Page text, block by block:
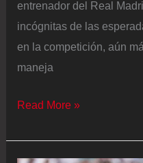
entrenador del Real
incógnitas de las
en la competición, aún
maneja
Xabi:
lo
Read More »